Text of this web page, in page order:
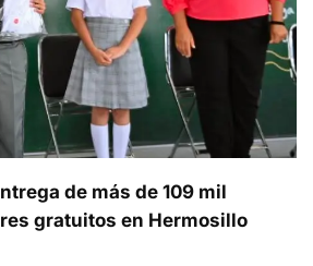
de más de 109 mil
gratuitos en Hermosillo